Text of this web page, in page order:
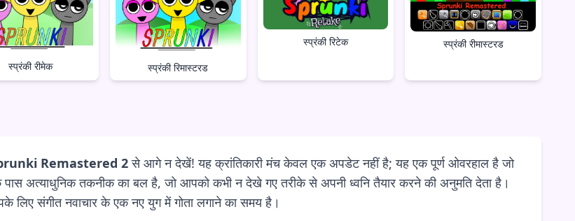
स्प्रंकी रीमेक स्प्रंकी रिमास्टरड
स्प्रंकी रिटेक स्प्रंकी रीमास्टरड
Remastered 2से आगे न देखें! यह क्रांतिकारी मंच केवल एक अपडेट नहीं है; यह एक पूर्ण ओवरहाल है जो
पास अत्याधुनिक तकनीक का बल है, जो आपको कभी न देखे गए तरीके से अपनी ध्वनि तैयार करने की अनुमति देता है।
संगीत नवाचार के एक नए युग में गोता लगाने का समय है।